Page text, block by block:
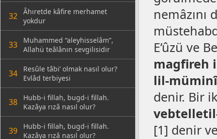
32
Âhıretde kâfire merhamet
yokdur
33
Muhammed “aleyhisselâm”,
Allahü teâlânın sevgilisidir
34
Resûle tâbi’ olmak nasıl olur?
Evlâd terbiyesi
38
Hubb-i fillah, bugd-i fillah.
Kazâya rızâ nasıl olur?
39
Hubb-i fillah, bugd-i fillah.
Kazâya rızâ nasıl olur?
nemâzını
E’ûzü ve
magfireh
lil-
denir. Bir
[1] denir